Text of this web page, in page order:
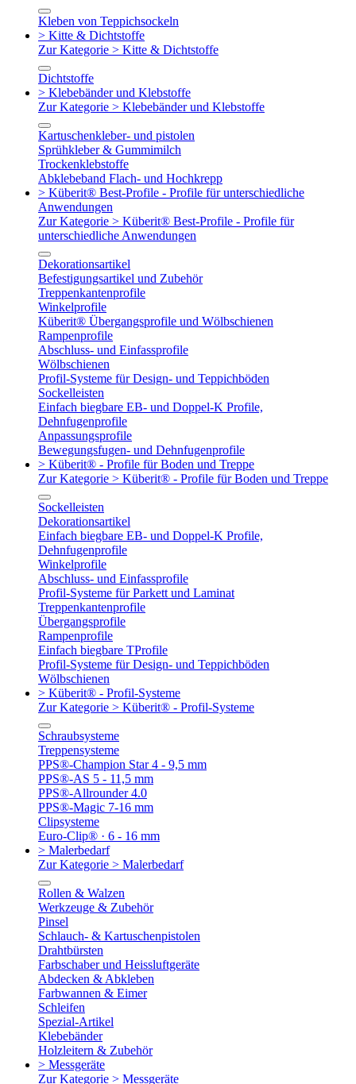
Kleben von Teppichsockeln
> Kitte & Dichtstoffe
Zur Kategorie > Kitte & Dichtstoffe
Dichtstoffe
> Klebebänder und Klebstoffe
Zur Kategorie > Klebebänder und Klebstoffe
Kartuschenkleber- und pistolen
Sprühkleber & Gummimilch
Trockenklebstoffe
Abklebeband Flach- und Hochkrepp
> Küberit® Best-Profile - Profile für unterschiedliche
Anwendungen
Zur Kategorie > Küberit® Best-Profile - Profile für
unterschiedliche Anwendungen
Dekorationsartikel
Befestigungsartikel und Zubehör
Treppenkantenprofile
Winkelprofile
Küberit® Übergangsprofile und Wölbschienen
Rampenprofile
Abschluss- und Einfassprofile
Wölbschienen
Profil-Systeme für Design- und Teppichböden
Sockelleisten
Einfach biegbare EB- und Doppel-K Profile,
Dehnfugenprofile
Anpassungsprofile
Bewegungsfugen- und Dehnfugenprofile
> Küberit® - Profile für Boden und Treppe
Zur Kategorie > Küberit® - Profile für Boden und Treppe
Sockelleisten
Dekorationsartikel
Einfach biegbare EB- und Doppel-K Profile,
Dehnfugenprofile
Winkelprofile
Abschluss- und Einfassprofile
Profil-Systeme für Parkett und Laminat
Treppenkantenprofile
Übergangsprofile
Rampenprofile
Einfach biegbare TProfile
Profil-Systeme für Design- und Teppichböden
Wölbschienen
> Küberit® - Profil-Systeme
Zur Kategorie > Küberit® - Profil-Systeme
Schraubsysteme
Treppensysteme
PPS®-Champion Star 4 - 9,5 mm
PPS®-AS 5 - 11,5 mm
PPS®-Allrounder 4.0
PPS®-Magic 7-16 mm
Clipsysteme
Euro-Clip® · 6 - 16 mm
> Malerbedarf
Zur Kategorie > Malerbedarf
Rollen & Walzen
Werkzeuge & Zubehör
Pinsel
Schlauch- & Kartuschenpistolen
Drahtbürsten
Farbschaber und Heissluftgeräte
Abdecken & Abkleben
Farbwannen & Eimer
Schleifen
Spezial-Artikel
Klebebänder
Holzleitern & Zubehör
> Messgeräte
Zur Kategorie > Messgeräte